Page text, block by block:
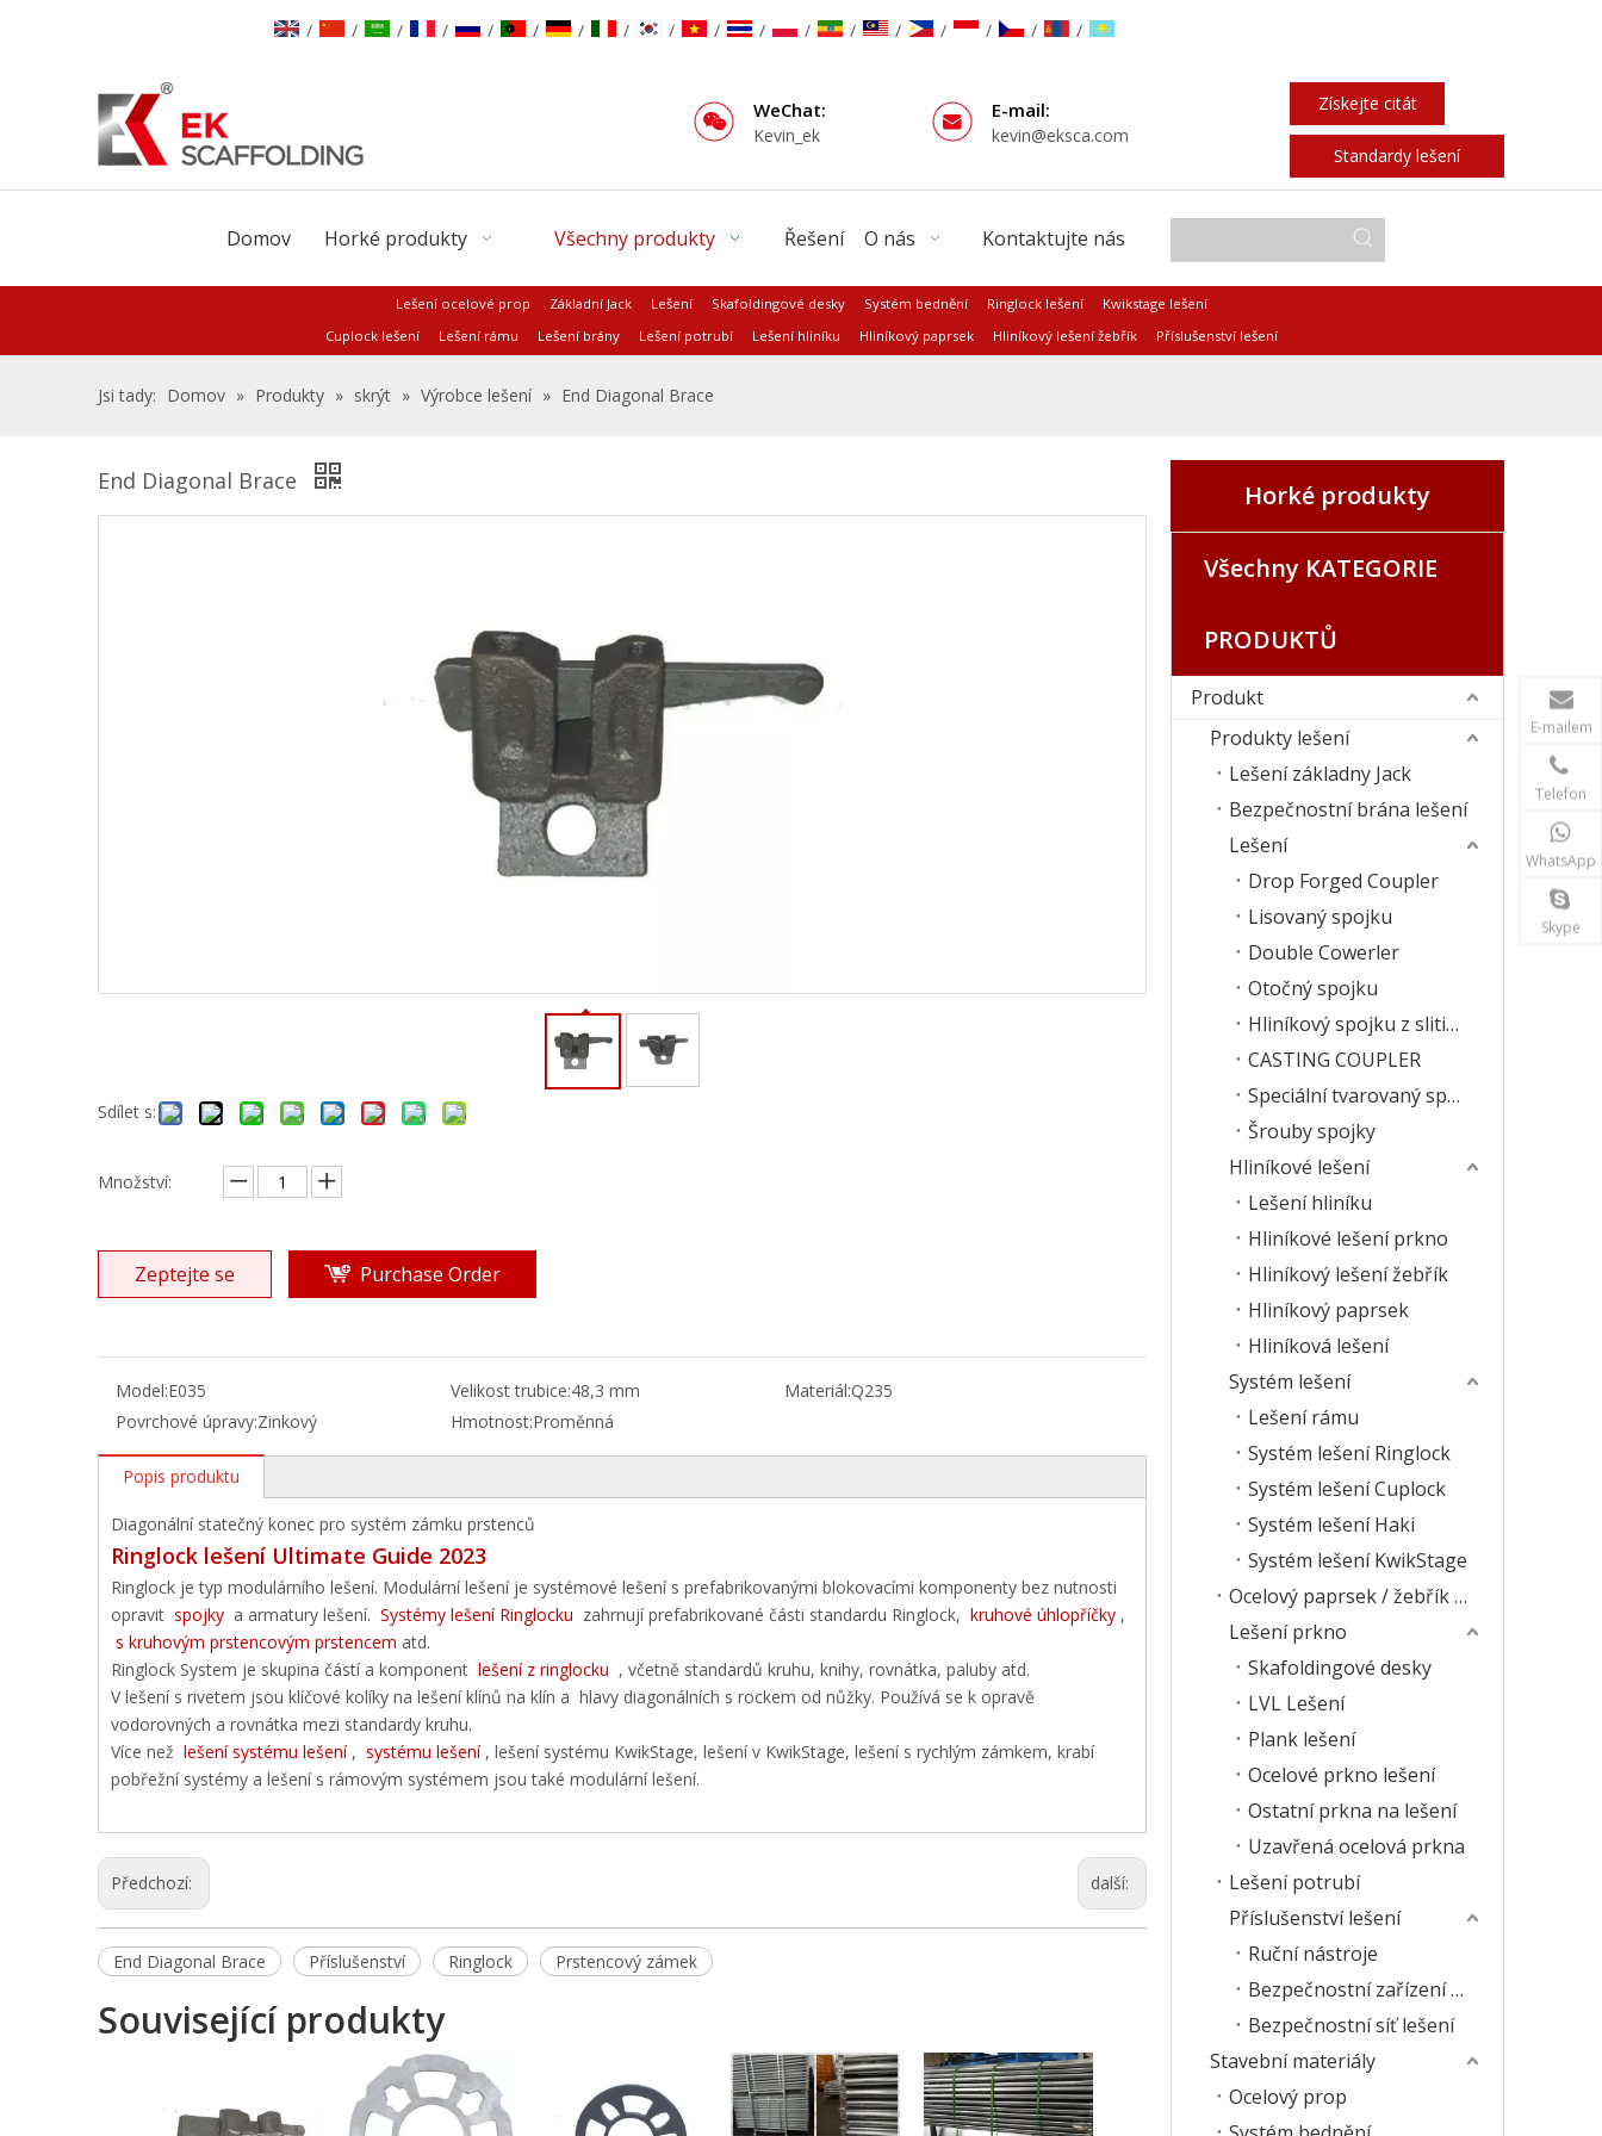
/ / / / / / / / / / / / / / / / / /
E-mailem
Telefon
WhatsApp
Skype
WeChat:
Kevin_ek
E-mail:
kevin@eksca.com
Získejte citát
Standardy lešení
Domov Horké produkty Všechny produkty Řešení O nás Kontaktujte nás
Lešení ocelové prop Základní Jack Lešení Skafoldingové desky Systém bednění Ringlock lešení
Kwikstage lešení
Cuplock lešení
Lešení rámu Lešení brány Lešení potrubí Lešení hliníku Hliníkový paprsek Hliníkový lešení žebřík Příslušenství lešení
Jsi tady: Domov » Produkty » skrýt » Výrobce lešení » End Diagonal Brace
End Diagonal Brace
Sdílet s:
Množství:
Zeptejte se Purchase Order
Model:E035 Velikost trubice:48,3 mm Materiál:Q235
Povrchové úpravy:Zinkový Hmotnost:Proměnná
Popis produktu
Diagonální statečný konec pro systém zámku prstenců
Ringlock lešení Ultimate Guide 2023
Ringlock je typ modulárního lešení. Modulární lešení je systémové lešení s prefabrikovanými blokovacími komponenty bez nutnosti
opravit spojky a armatury lešení. Systémy lešení Ringlocku zahrnují prefabrikované části standardu Ringlock, kruhové úhlopříčky ,
s kruhovým prstencovým prstencem atd.
Ringlock System je skupina částí a komponent lešení z ringlocku , včetně standardů kruhu, knihy, rovnátka, paluby atd.
V lešení s rivetem jsou klíčové kolíky na lešení klínů na klín a hlavy diagonálních s rockem od nůžky. Používá se k opravě
vodorovných a rovnátka mezi standardy kruhu.
Více než lešení systému lešení , systému lešení , lešení systému KwikStage, lešení v KwikStage, lešení s rychlým zámkem, krabí
pobřežní systémy a lešení s rámovým systémem jsou také modulární lešení.
Předchozí: další:
End Diagonal Brace Příslušenství Ringlock Prstencový zámek
Související produkty
Horké produkty
Všechny KATEGORIE
PRODUKTŮ
Produkt
Produkty lešení
Lešení základny Jack
Bezpečnostní brána lešení
Lešení
Drop Forged Coupler
Lisovaný spojku
Double Cowerler
Otočný spojku
Hliníkový spojku z slitiny hliníku
CASTING COUPLER
Speciální tvarovaný spojku
Šrouby spojky
Hliníkové lešení
Lešení hliníku
Hliníkové lešení prkno
Hliníkový lešení žebřík
Hliníkový paprsek
Hliníková lešení
Systém lešení
Lešení rámu
Systém lešení Ringlock
Systém lešení Cuplock
Systém lešení Haki
Systém lešení KwikStage
Ocelový paprsek / žebřík lešení
Lešení prkno
Skafoldingové desky
LVL Lešení
Plank lešení
Ocelové prkno lešení
Ostatní prkna na lešení
Uzavřená ocelová prkna
Lešení potrubí
Příslušenství lešení
Ruční nástroje
Bezpečnostní zařízení lešení
Bezpečnostní síť lešení
Stavební materiály
Ocelový prop